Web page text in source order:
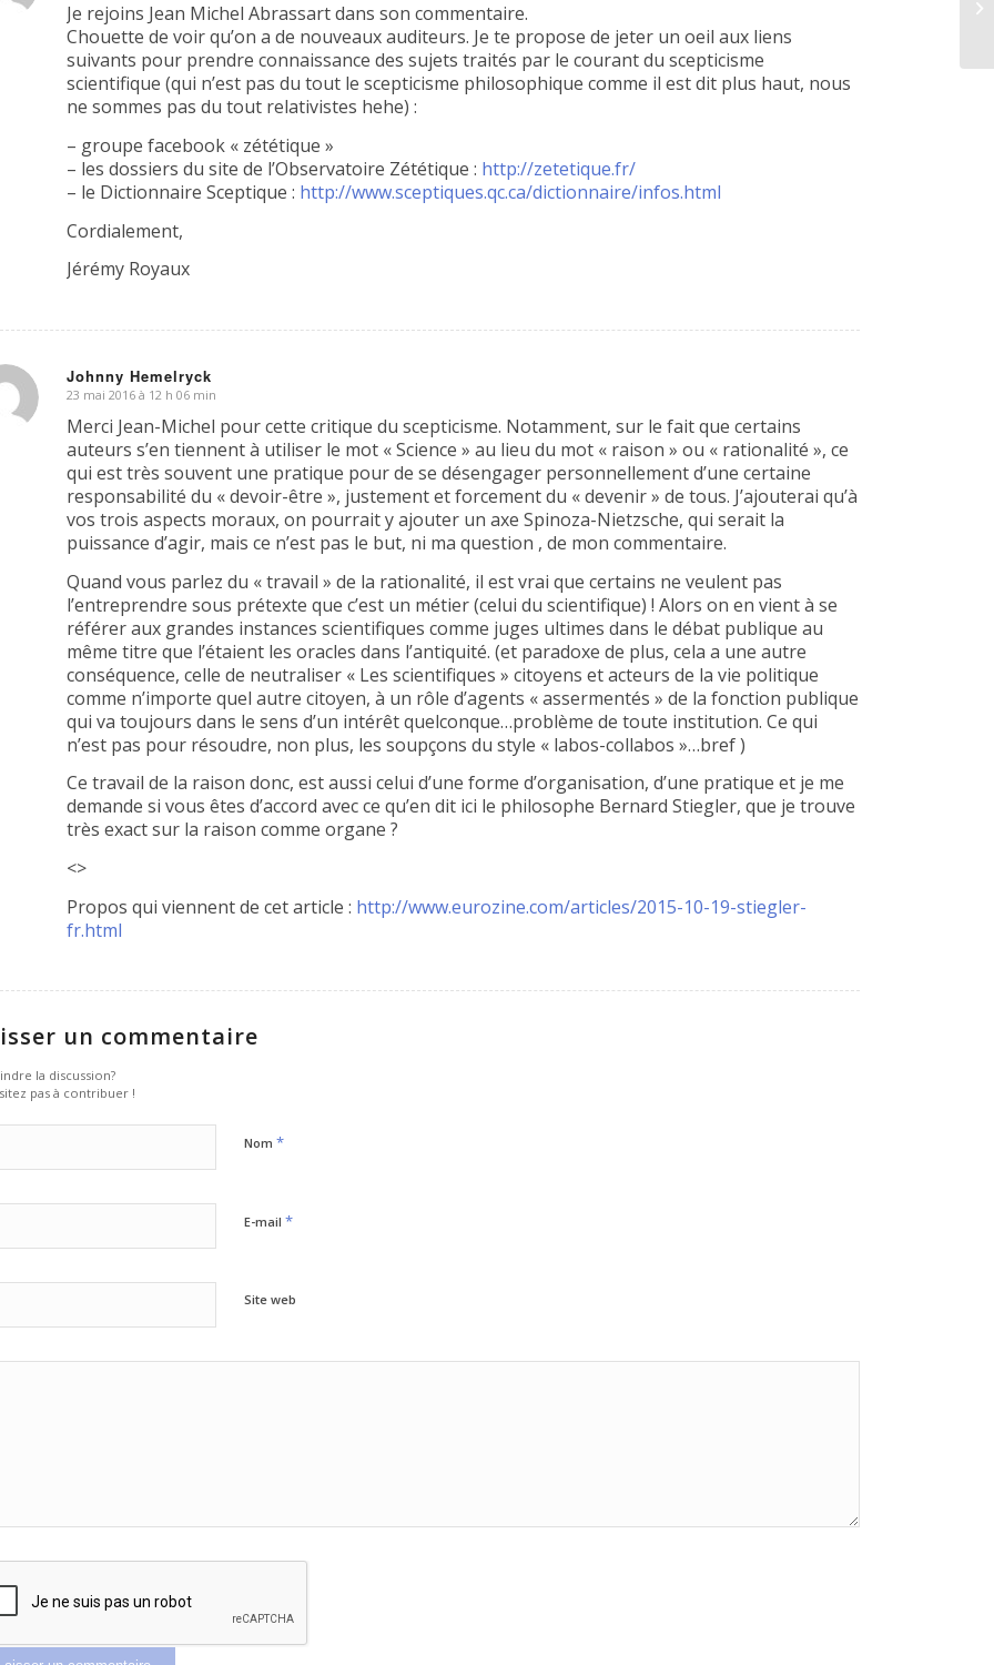
Je rejoins Jean Michel Abrassart dans son commentaire.
Chouette de voir qu’on a de nouveaux auditeurs. Je te propose de jeter un oeil aux liens
suivants pour prendre connaissance des sujets traités par le courant du scepticisme
scientifique (qui n’est pas du tout le scepticisme philosophique comme il est dit plus haut, nous
ne sommes pas du tout relativistes hehe) :
– groupe facebook « zététique »
– les dossiers du site de l’Observatoire Zététique : http://zetetique.fr/
– le Dictionnaire Sceptique : http://www.sceptiques.qc.ca/dictionnaire/infos.html
Cordialement,
Jérémy Royaux
Johnny Hemelryck
dit
23 mai 2016 à 12 h 06 min
Merci Jean-Michel pour cette critique du scepticisme. Notamment, sur le fait que certains
auteurs s’en tiennent à utiliser le mot « Science » au lieu du mot « raison » ou « rationalité », ce
qui est très souvent une pratique pour de se désengager personnellement d’une certaine
responsabilité du « devoir-être », justement et forcement du « devenir » de tous. J’ajouterai qu’à
vos trois aspects moraux, on pourrait y ajouter un axe Spinoza-Nietzsche, qui serait la
puissance d’agir, mais ce n’est pas le but, ni ma question , de mon commentaire.
Quand vous parlez du « travail » de la rationalité, il est vrai que certains ne veulent pas
l’entreprendre sous prétexte que c’est un métier (celui du scientifique) ! Alors on en vient à se
référer aux grandes instances scientifiques comme juges ultimes dans le débat publique au
même titre que l’étaient les oracles dans l’antiquité. (et paradoxe de plus, cela a une autre
conséquence, celle de neutraliser « Les scientifiques » citoyens et acteurs de la vie politique
comme n’importe quel autre citoyen, à un rôle d’agents « assermentés » de la fonction publique
qui va toujours dans le sens d’un intérêt quelconque…problème de toute institution. Ce qui
n’est pas pour résoudre, non plus, les soupçons du style « labos-collabos »…bref )
Ce travail de la raison donc, est aussi celui d’une forme d’organisation, d’une pratique et je me
demande si vous êtes d’accord avec ce qu’en dit ici le philosophe Bernard Stiegler, que je trouve
très exact sur la raison comme organe ?
<>
Propos qui viennent de cet article : http://www.eurozine.com/articles/2015-10-19-stiegler-
fr.html
un commentaire
la discussion?
pas à contribuer !
Nom *
E-mail *
Site web